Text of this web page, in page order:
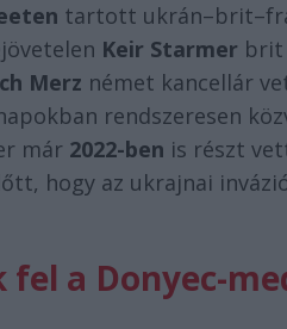
tartott
Keir Starmer brit
Merz német kancellár
rendszeresen
már 2022-ben is részt
hogy az ukrajnai
a Donyec-